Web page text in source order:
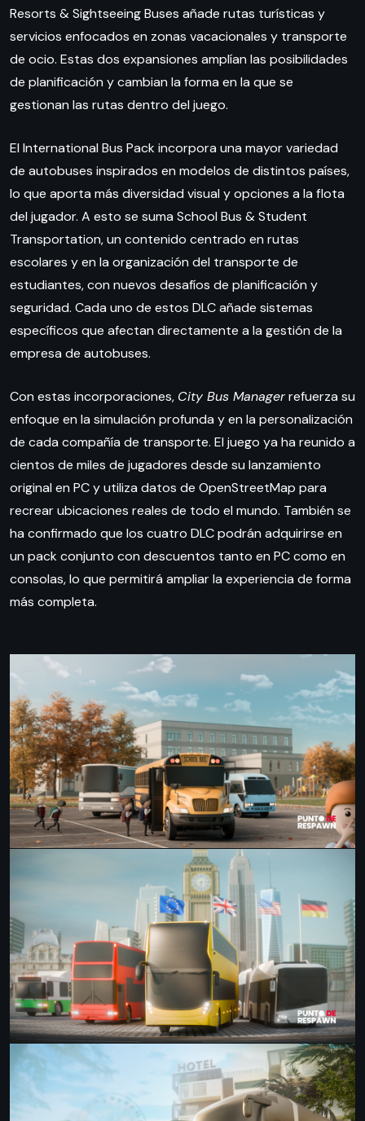
Resorts & Sightseeing Buses añade rutas turísticas y
servicios enfocados en zonas vacacionales y transporte
de ocio. Estas dos expansiones amplían las posibilidades
de planificación y cambian la forma en la que se
gestionan las rutas dentro del juego.
El International Bus Pack incorpora una mayor variedad
de autobuses inspirados en modelos de distintos países,
lo que aporta más diversidad visual y opciones a la flota
del jugador. A esto se suma School Bus & Student
Transportation, un contenido centrado en rutas
escolares y en la organización del transporte de
estudiantes, con nuevos desafíos de planificación y
seguridad. Cada uno de estos DLC añade sistemas
específicos que afectan directamente a la gestión de la
empresa de autobuses.
Con estas incorporaciones, City Bus Managerrefuerza su
enfoque en la simulación profunda y en la personalización
de cada compañía de transporte. El juego ya ha reunido a
cientos de miles de jugadores desde su lanzamiento
original en PC y utiliza datos de OpenStreetMap para
recrear ubicaciones reales de todo el mundo. También se
ha confirmado que los cuatro DLC podrán adquirirse en
un pack conjunto con descuentos tanto en PC como en
consolas, lo que permitirá ampliar la experiencia de forma
más completa.